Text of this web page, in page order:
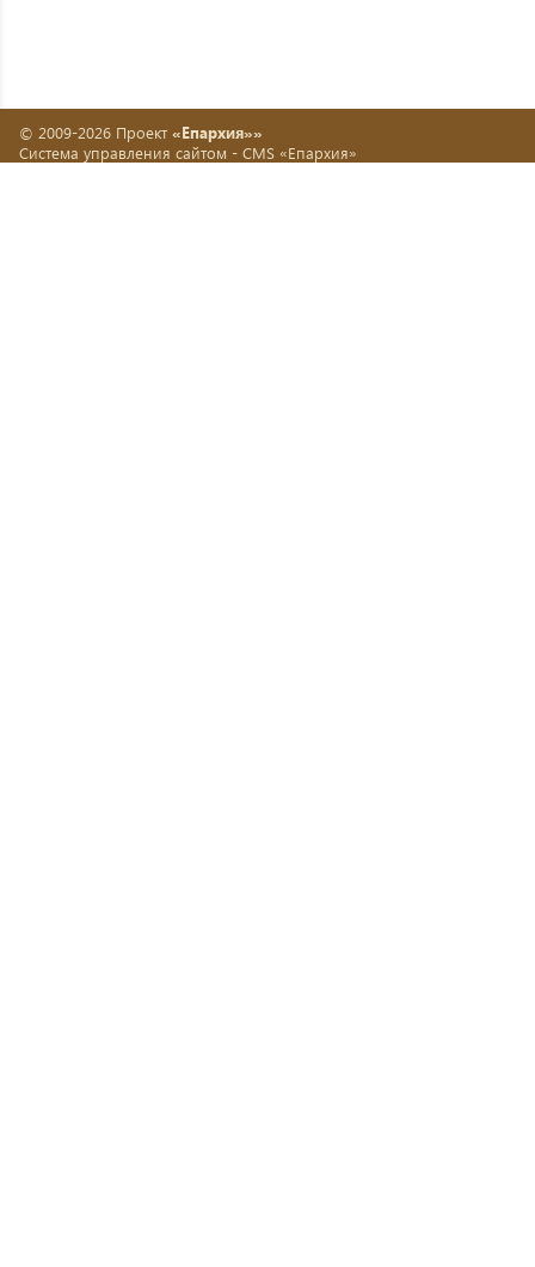
© 2009-2026 Проект «Епархия»»
Система управления сайтом - CMS «Епархия»